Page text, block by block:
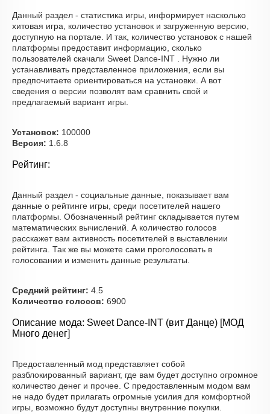
Данный раздел - статистика игры, информирует насколько
хитовая игра, количество установок и загруженную версию,
доступную на портале. И так, количество установок с нашей
платформы предоставит информацию, сколько
пользователей скачали Sweet Dance-INT . Нужно ли
устанавливать представленное приложения, если вы
предпочитаете ориентироваться на установки. А вот
сведения о версии позволят вам сравнить свой и
предлагаемый вариант игры.
Установок: 100000
Версия: 1.6.8
Рейтинг:
Данный раздел - социальные данные, показывает вам
данные о рейтинге игры, среди посетителей нашего
платформы. Обозначенный рейтинг складывается путем
математических вычислений. А количество голосов
расскажет вам активность посетителей в выставлении
рейтинга. Так же вы можете сами проголосовать в
голосовании и изменить данные результаты.
Средний рейтинг: 4.5
Количество голосов: 6900
Описание мода: Sweet Dance-INT (вит Данце) [МОД
Много денег]
Предоставленный мод представляет собой
разблокированный вариант, где вам будет доступно огромное
количество денег и прочее. С предоставленным модом вам
не надо будет прилагать огромные усилия для комфортной
игры, возможно будут доступны внутренние покупки.